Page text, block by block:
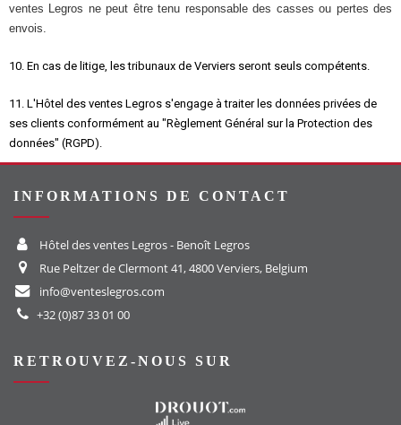
ventes Legros ne peut être tenu responsable des casses ou pertes des
envois.
10. En cas de litige, les tribunaux de Verviers seront seuls compétents.
11. L'Hôtel des ventes Legros s'engage à traiter les données privées de
ses clients conformément au "Règlement Général sur la Protection des
données" (RGPD).
INFORMATIONS DE CONTACT
Hôtel des ventes Legros - Benoît Legros
Rue Peltzer de Clermont 41, 4800 Verviers, Belgium
info@venteslegros.com
+32 (0)87 33 01 00
RETROUVEZ-NOUS SUR